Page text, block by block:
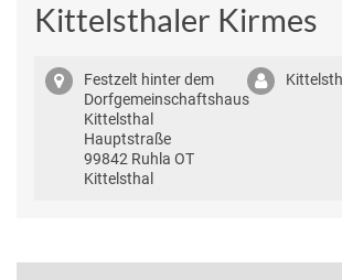
Kittelsthaler Kirmes
Festzelt hinter dem
Dorfgemeinschaftshaus
Kittelsthal
Hauptstraße
99842 Ruhla OT
Kittelsthal